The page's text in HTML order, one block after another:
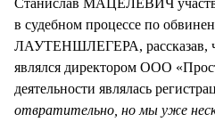
в судебном процессе по
ЛАУТЕНШЛЕГЕРА, рассказав,
являлся директором ООО
деятельности являлась
отвратительно, но мы уже